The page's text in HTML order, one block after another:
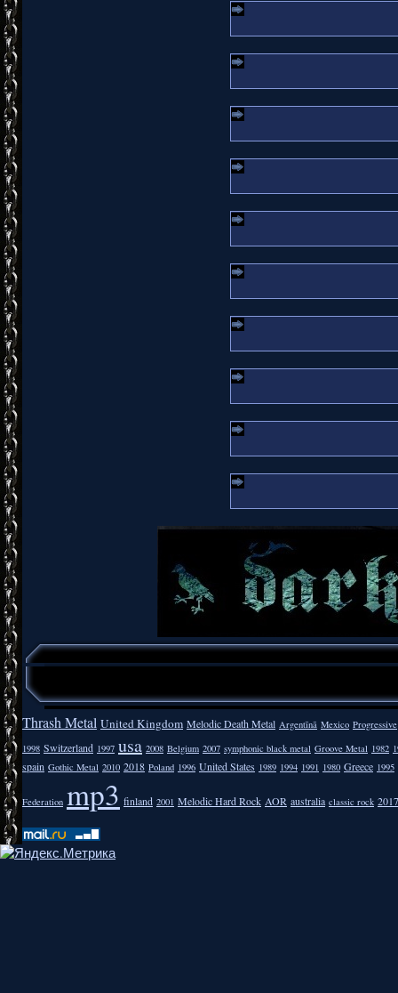
Thrash Metal United Kingdom Melodic Death Metal Argentīnā Mexico Progressive
1998 Switzerland 1997 usa 2008 Belgium 2007 symphonic black metal Groove Metal 1982
spain Gothic Metal 2010 2018 Poland 1996 United States 1989 1994 1991 1980 Greece 1995
Federation mp3 finland 2001 Melodic Hard Rock AOR australia classic rock 2017